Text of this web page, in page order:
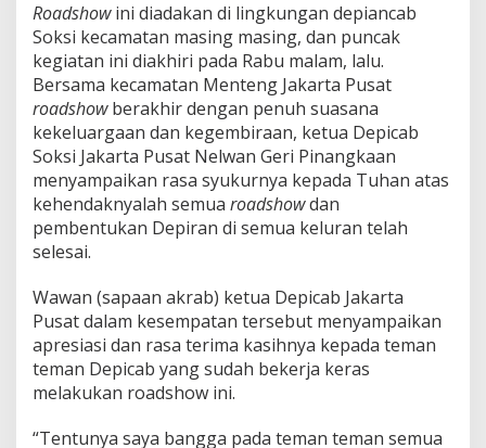
Roadshowini diadakan di lingkungan depiancab
Soksi kecamatan masing masing, dan puncak
kegiatan ini diakhiri pada Rabu malam, lalu.
Bersama kecamatan Menteng Jakarta Pusat
roadshowberakhir dengan penuh suasana
kekeluargaan dan kegembiraan, ketua Depicab
Soksi Jakarta Pusat Nelwan Geri Pinangkaan
menyampaikan rasa syukurnya kepada Tuhan atas
kehendaknyalah semua roadshowdan
pembentukan Depiran di semua keluran telah
selesai.
Wawan (sapaan akrab) ketua Depicab Jakarta
Pusat dalam kesempatan tersebut menyampaikan
apresiasi dan rasa terima kasihnya kepada teman
teman Depicab yang sudah bekerja keras
melakukan roadshow ini.
“Tentunya saya bangga pada teman teman semua